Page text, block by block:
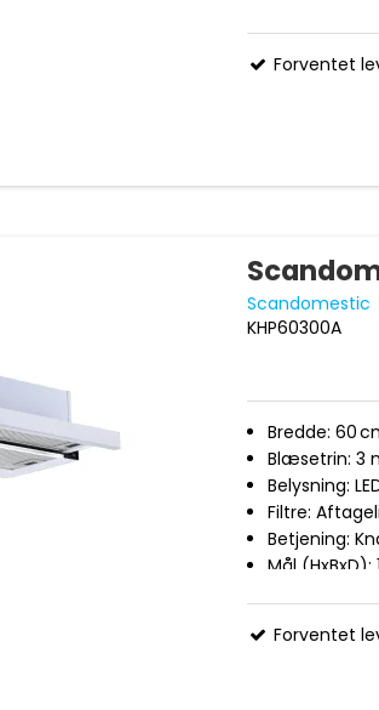
Sugeevne
Mål
Forventet
Scandomestic
KHP60300A
Bredde: 60
Blæse­trin: 3
Belysning:
Filtre:
Betjening:
Mål
Forventet